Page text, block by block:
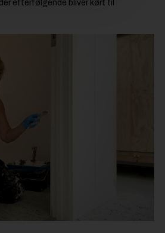
efterfølgende bliver kørt til